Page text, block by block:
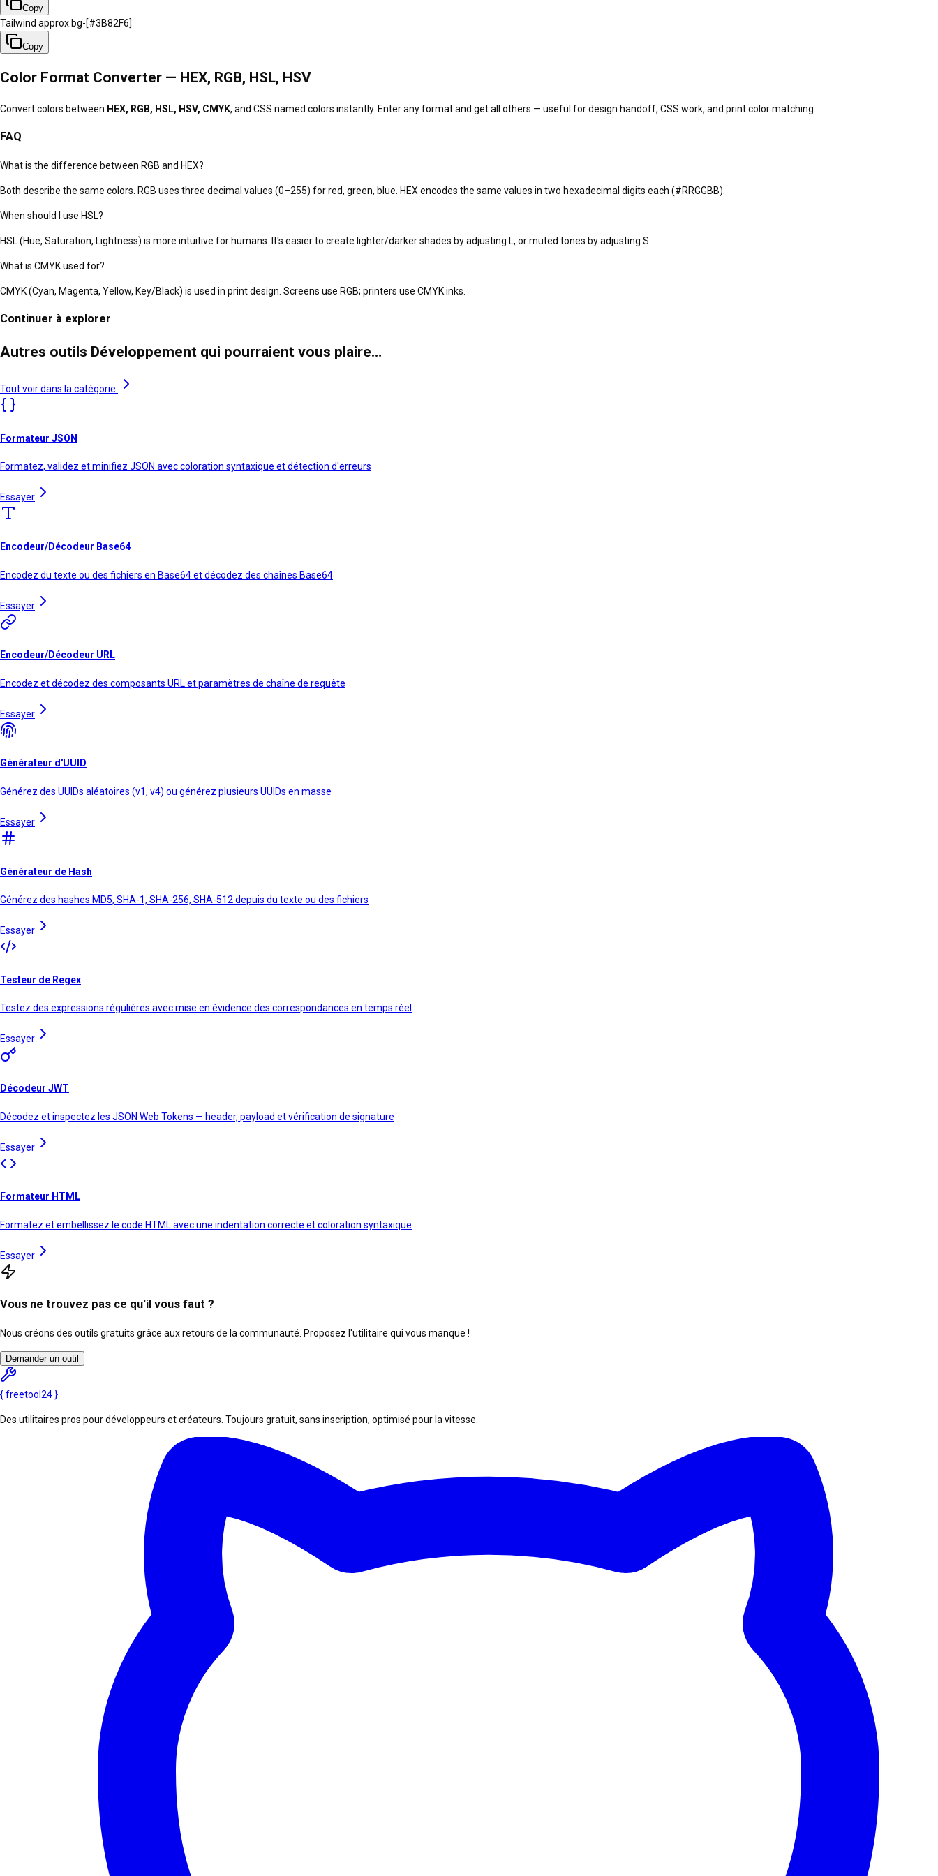
Copy
Tailwind approx.bg-[#3B82F6]
Copy
Color Format Converter — HEX, RGB, HSL, HSV
Convert colors between HEX, RGB, HSL, HSV, CMYK, and CSS named colors instantly. Enter any format and get all others — useful for design handoff, CSS work, and print color matching.
FAQ
What is the difference between RGB and HEX?
Both describe the same colors. RGB uses three decimal values (0–255) for red, green, blue. HEX encodes the same values in two hexadecimal digits each (#RRGGBB).
When should I use HSL?
HSL (Hue, Saturation, Lightness) is more intuitive for humans. It's easier to create lighter/darker shades by adjusting L, or muted tones by adjusting S.
What is CMYK used for?
CMYK (Cyan, Magenta, Yellow, Key/Black) is used in print design. Screens use RGB; printers use CMYK inks.
Continuer à explorer
Autres outils Développement qui pourraient vous plaire…
Tout voir dans la catégorie
Formateur JSON
Formatez, validez et minifiez JSON avec coloration syntaxique et détection d'erreurs
Essayer
Encodeur/Décodeur Base64
Encodez du texte ou des fichiers en Base64 et décodez des chaînes Base64
Essayer
Encodeur/Décodeur URL
Encodez et décodez des composants URL et paramètres de chaîne de requête
Essayer
Générateur d'UUID
Générez des UUIDs aléatoires (v1, v4) ou générez plusieurs UUIDs en masse
Essayer
Générateur de Hash
Générez des hashes MD5, SHA-1, SHA-256, SHA-512 depuis du texte ou des fichiers
Essayer
Testeur de Regex
Testez des expressions régulières avec mise en évidence des correspondances en temps réel
Essayer
Décodeur JWT
Décodez et inspectez les JSON Web Tokens — header, payload et vérification de signature
Essayer
Formateur HTML
Formatez et embellissez le code HTML avec une indentation correcte et coloration syntaxique
Essayer
Vous ne trouvez pas ce qu'il vous faut ?
Nous créons des outils gratuits grâce aux retours de la communauté. Proposez l'utilitaire qui vous manque !
Demander un outil
{freetool24}
Des utilitaires pros pour développeurs et créateurs. Toujours gratuit, sans inscription, optimisé pour la vitesse.